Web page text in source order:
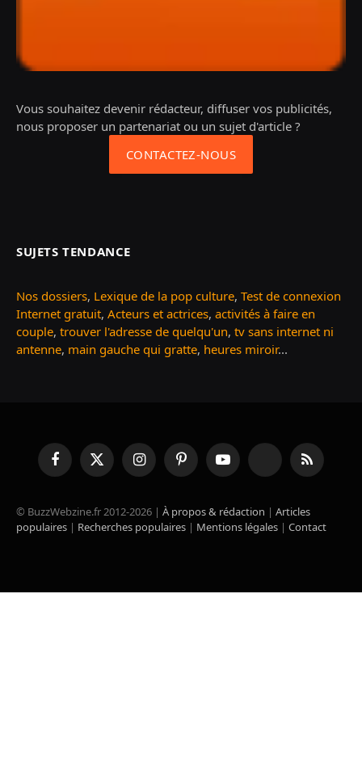
Vous souhaitez devenir rédacteur, diffuser vos publicités,
nous proposer un partenariat ou un sujet d'article ?
CONTACTEZ-NOUS
SUJETS TENDANCE
Nos dossiers, Lexique de la pop culture, Test de connexion
Internet gratuit, Acteurs et actrices, activités à faire en
couple, trouver l'adresse de quelqu'un, tv sans internet ni
antenne, main gauche qui gratte, heures miroir...
FacebookX
(Twitter)
InstagramPinterestYouTube TikTok RSS
© BuzzWebzine.fr 2012-2026 | À propos & rédaction | Articles
populaires | Recherches populaires | Mentions légales | Contact